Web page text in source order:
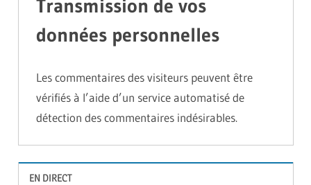
Transmission de vos
données personnelles
Les commentaires des visiteurs peuvent être
vérifiés à l’aide d’un service automatisé de
détection des commentaires indésirables.
EN DIRECT